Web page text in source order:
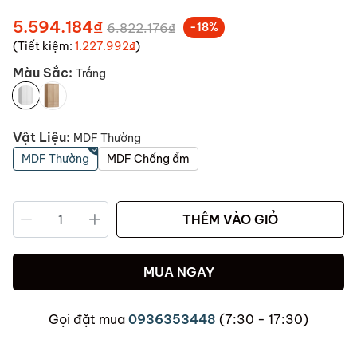
5.594.184₫ 6.822.176₫
-18%
(Tiết kiệm: 1.227.992₫)
Màu Sắc: Trắng
Vật Liệu: MDF Thường
MDF Thường
MDF Chống ẩm
THÊM VÀO GIỎ
MUA NGAY
Gọi đặt mua 0936353448 (7:30 - 17:30)